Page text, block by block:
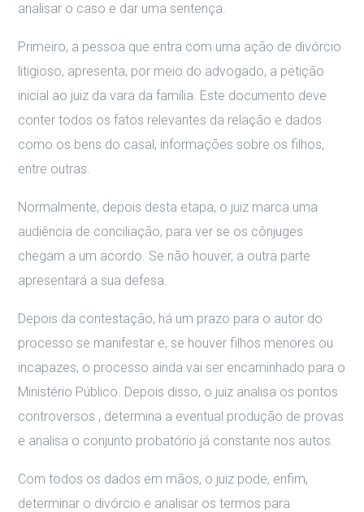
analisar o caso e dar uma sentença.
Primeiro, a pessoa que entra com uma ação de divórcio
litigioso, apresenta, por meio do advogado, a petição
inicial ao juiz da vara da família. Este documento deve
conter todos os fatos relevantes da relação e dados
como os bens do casal, informações sobre os filhos,
entre outras.
Normalmente, depois desta etapa, o juiz marca uma
audiência de conciliação, para ver se os cônjuges
chegam a um acordo. Se não houver, a outra parte
apresentará a sua defesa.
Depois da contestação, há um prazo para o autor do
processo se manifestar e, se houver filhos menores ou
incapazes, o processo ainda vai ser encaminhado para o
Ministério Público. Depois disso, o juiz analisa os pontos
controversos , determina a eventual produção de provas
e analisa o conjunto probatório já constante nos autos.
Com todos os dados em mãos, o juiz pode, enfim,
determinar o divórcio e analisar os termos para